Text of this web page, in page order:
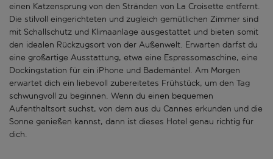
einen Katzensprung von den Stränden von La Croisette entfernt.
Die stilvoll eingerichteten und zugleich gemütlichen Zimmer sind
mit Schallschutz und Klimaanlage ausgestattet und bieten somit
den idealen Rückzugsort von der Außenwelt. Erwarten darfst du
eine großartige Ausstattung, etwa eine Espressomaschine, eine
Dockingstation für ein iPhone und Bademäntel. Am Morgen
erwartet dich ein liebevoll zubereitetes Frühstück, um den Tag
schwungvoll zu beginnen. Wenn du einen bequemen
Aufenthaltsort suchst, von dem aus du Cannes erkunden und die
Sonne genießen kannst, dann ist dieses Hotel genau richtig für
dich.